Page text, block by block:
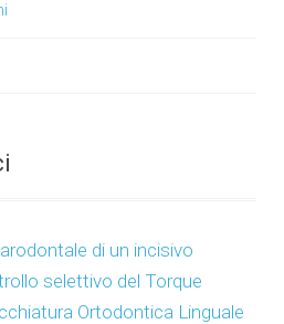
di un incisivo
selettivo del Torque
Ortodontica Linguale